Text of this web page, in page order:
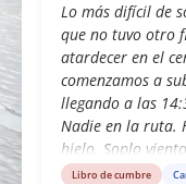
Lo más difícil de
que no tuvo otro
atardecer en el
comenzamos a
llegando a las
Nadie en la ruta.
hielo. Soplo
apegamos
Libro de cumbre